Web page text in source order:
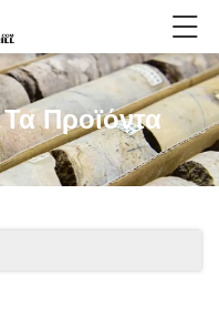
Τα Προϊόντα